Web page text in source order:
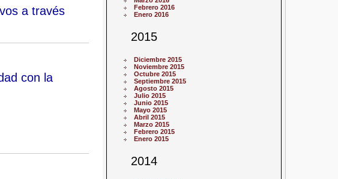
a través
con la
Febrero 2016
Enero 2016
2015
Diciembre 2015
Noviembre 2015
Octubre 2015
Septiembre 2015
Agosto 2015
Julio 2015
Junio 2015
Mayo 2015
Abril 2015
Marzo 2015
Febrero 2015
Enero 2015
2014